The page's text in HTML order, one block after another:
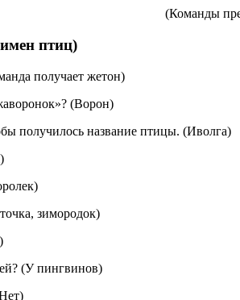
(Команды
птиц)
получает жетон)
(Ворон)
получилось название птицы. (Иволга)
зимородок)
(У пингвинов)